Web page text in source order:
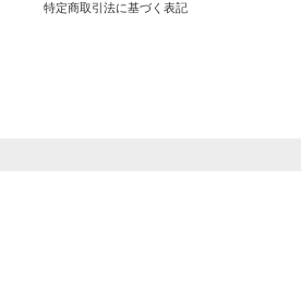
特定商取引法に基づく表記